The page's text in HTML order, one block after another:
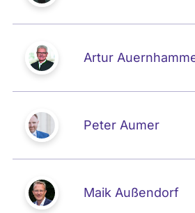
Artur
Peter Aumer
Maik Außendorf